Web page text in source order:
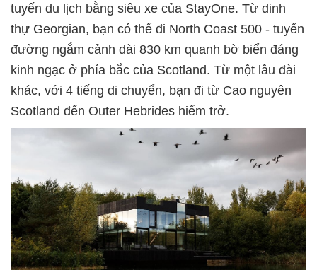
tuyến du lịch bằng siêu xe của StayOne. Từ dinh
thự Georgian, bạn có thể đi North Coast 500 - tuyến
đường ngắm cảnh dài 830 km quanh bờ biển đáng
kinh ngạc ở phía bắc của Scotland. Từ một lâu đài
khác, với 4 tiếng di chuyển, bạn đi từ Cao nguyên
Scotland đến Outer Hebrides hiểm trở.